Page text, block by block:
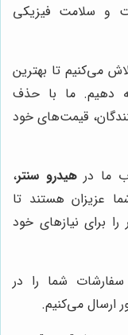
و سلامت فیزیکی
می‌کنیم تا بهترین
دهیم. ما با حذف
قیمت‌های خود
ما درهیدرو سنتر،
عزیزان هستند تا
را برای نیازهای خود
شما را در
ارسال می‌کنیم.